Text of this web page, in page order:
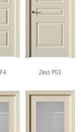
Zeus PG3